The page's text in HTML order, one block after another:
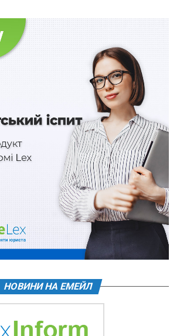
учасників виборчих процесів
для працівників системи
фонду: визначено критерії
дослідження як підстава
земель сільського господарства
СІЛЬСЬКЕ ГОСПОДАРСТВО
житлом за умови їх
осіб
відновлювальної енергетики є
НОВИНИ НА ЕМЕЙЛ